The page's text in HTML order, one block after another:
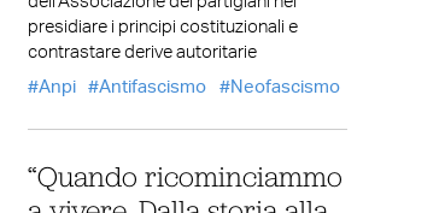
presidiare i principi costituzionali e
contrastare derive autoritarie
Anpi
Antifascismo Neofascismo
“Quando ricominciammo